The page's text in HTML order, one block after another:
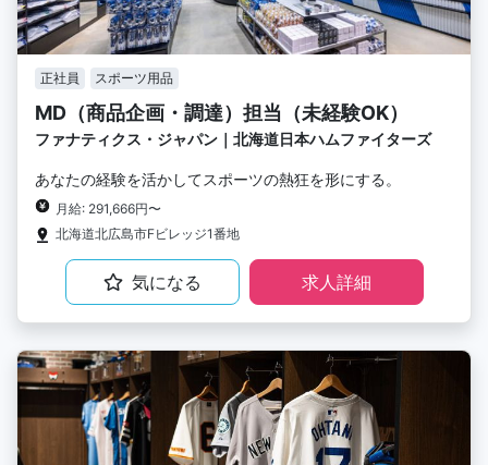
正社員 スポーツ用品
MD（商品企画・調達）担当（未経験OK）
ファナティクス・ジャパン｜北海道日本ハムファイターズ
あなたの経験を活かしてスポーツの熱狂を形にする。
月給: 291,666円〜
北海道北広島市Fビレッジ1番地
気になる 求人詳細